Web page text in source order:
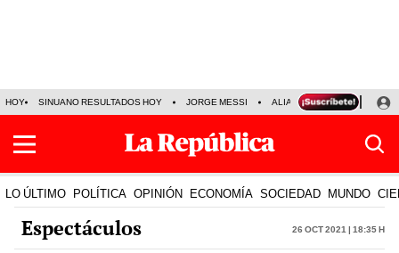
HOY SINUANO RESULTADOS HOY JORGE MESSI ALIANZA LIMA VS SPORT
LO ÚLTIMO POLÍTICA OPINIÓN ECONOMÍA SOCIEDAD MUNDO
Espectáculos 26 Oct 2021 | 18:35 h